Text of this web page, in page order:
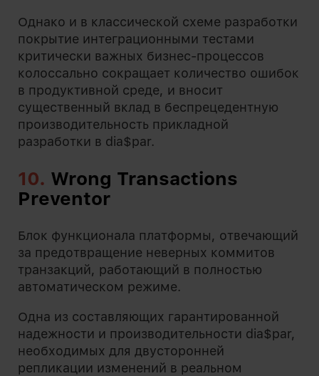
Однако и в классической схеме разработки
покрытие интеграционными тестами
критически важных бизнес-процессов
колоссально сокращает количество ошибок
в продуктивной среде, и вносит
существенный вклад в беспрецедентную
производительность прикладной
разработки в dia$par.
10. Wrong Transactions
Preventor
Блок функционала платформы, отвечающий
за предотвращение неверных коммитов
транзакций, работающий в полностью
автоматическом режиме.
Одна из составляющих гарантированной
надежности и производительности dia$par,
необходимых для двусторонней
репликации изменений в реальном